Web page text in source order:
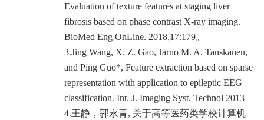
Evaluation of texture features at staging liver
fibrosis based on phase contrast X-ray imaging.
BioMed Eng OnLine. 2018,17:179。
3.Jing Wang, X. Z. Gao, Jarno M. A. Tanskanen,
and Ping Guo*, Feature extraction based on sparse
representation with application to epileptic EEG
classification. Int. J. Imaging Syst. Technol 2013
4.王静，郭永青, 关于高等医药类学校计算机